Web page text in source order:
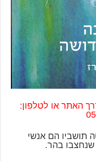
האתר או לטלפון:
תושביו הם אנשי
בהר.